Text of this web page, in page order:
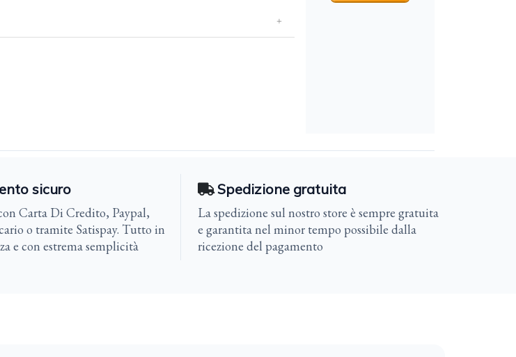
sicuro
Carta Di Credito, Paypal,
o tramite Satispay. Tutto in
e con estrema semplicità
Spedizione gratuita
La spedizione sul nostro store è sempre gratuita
e garantita nel minor tempo possibile dalla
ricezione del pagamento